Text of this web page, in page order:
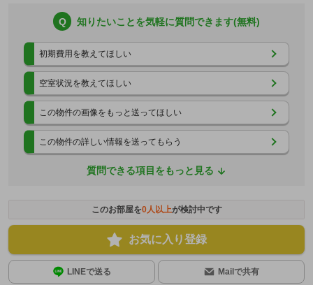
Q 知りたいことを気軽に質問できます(無料)
初期費用を教えてほしい
空室状況を教えてほしい
この物件の画像をもっと送ってほしい
この物件の詳しい情報を送ってもらう
質問できる項目をもっと見る
このお部屋を0人以上が検討中です
お気に入り登録
LINEで送る Mailで共有